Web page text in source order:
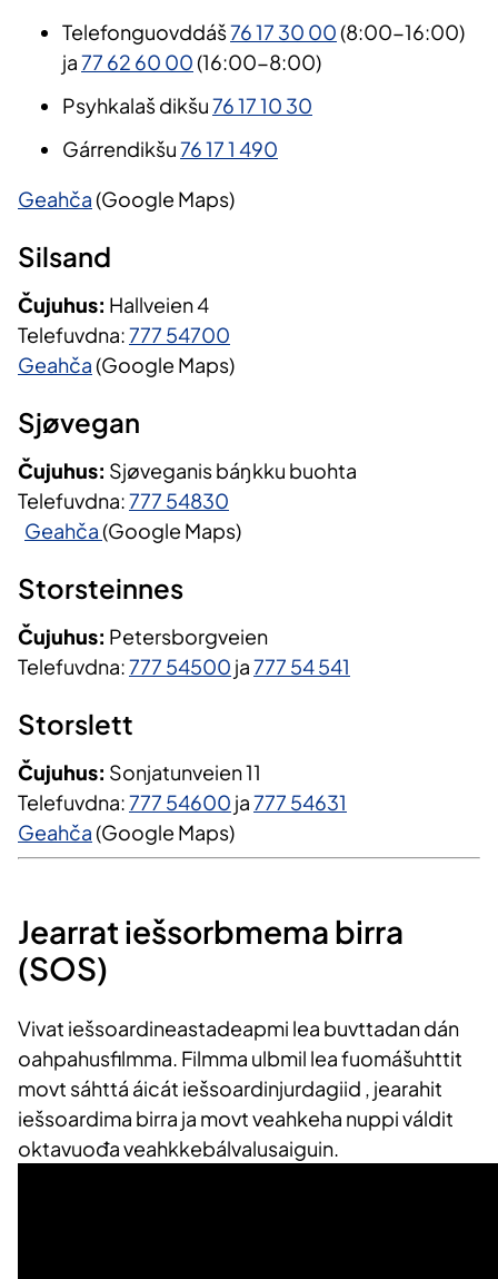
Telefonguovddáš76 17 30 00(8:00-16:00)
ja77 62 60 00(16:00-8:00)
Psyhkalaš dikšu76 17 10 30
Gárrendikšu76 17 1 490
Geahča(Google Maps)
Silsand
Čujuhus: Hallveien 4
Telefuvdna:777 54700
Geahča(Google Maps)
Sjøvegan
Čujuhus: Sjøveganis báŋkku buohta
Telefuvdna:777 54830
Geahča(Google Maps)
Storsteinnes
Čujuhus: Petersborgveien
Telefuvdna:777 54500 ja777 54 541
Storslett
Čujuhus: Sonjatunveien 11
Telefuvdna:777 54600 ja777 54631
Geahča(Google Maps)
Jearrat iešsorbmema​ birra
(SOS)
Vivat iešsoardineastadeapmi lea buvttadan dán
oahpahusfilmma. Filmma ulbmil lea fuomášuhttit
movt sáhttá áicát iešsoardinjurdagiid , jearahit
iešsoardima birra ja movt veahkeha nuppi váldit
oktavuođa veahkkebálvalusaiguin.